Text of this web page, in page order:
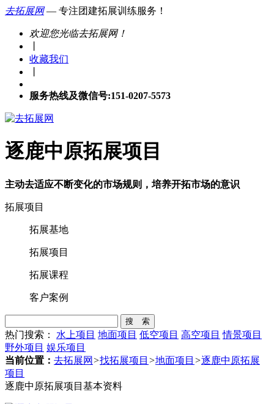
去拓展网— 专注团建拓展训练服务！
欢迎您光临去拓展网！
收藏我们
服务热线及微信号:151-0207-5573
逐鹿中原拓展项目
主动去适应不断变化的市场规则，培养开拓市场的意识
拓展项目
拓展基地
拓展项目
拓展课程
客户案例
搜 索
热门搜索： 水上项目 地面项目 低空项目 高空项目 情景项目
野外项目 娱乐项目
当前位置： 去拓展网 >找拓展项目 >地面项目 >逐鹿中原拓展
项目
逐鹿中原拓展项目基本资料